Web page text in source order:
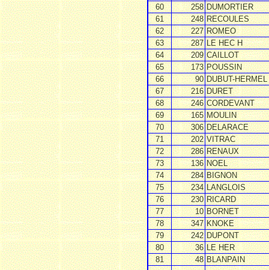
60
258 DUMORTIER
61
248 RECOULES
62
227 ROMEO
63
287 LE HEC H
64
209 CAILLOT
65
173 POUSSIN
66
90 DUBUT-HERMEL
67
216 DURET
68
246 CORDEVANT
69
165 MOULIN
70
306 DELARACE
71
202 VITRAC
72
286 RENAUX
73
136 NOEL
74
284 BIGNON
75
234 LANGLOIS
76
230 RICARD
77
10 BORNET
78
347 KNOKE
79
242 DUPONT
80
36 LE HER
81
48 BLANPAIN